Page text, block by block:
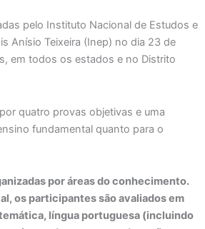
pelo Instituto Nacional de Estudos e
Anísio Teixeira (Inep) no dia 23 de
em todos os estados e no Distrito
quatro provas objetivas e uma
fundamental quanto para o
por áreas do conhecimento.
os participantes são avaliados em
língua portuguesa (incluindo